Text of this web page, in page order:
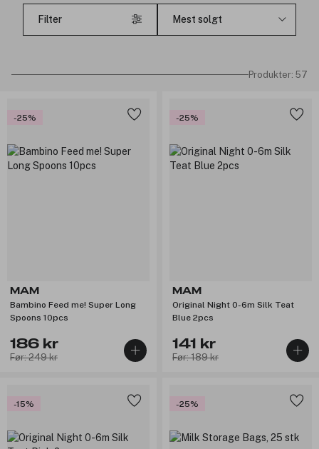
Filter
Produkter: 57
-25%
MAM
Bambino Feed me! Super Long
Spoons 10pcs
186 kr
Før: 249 kr
-25%
MAM
Original Night 0-6m Silk Teat
Blue 2pcs
141 kr
Før: 189 kr
-15% -25%